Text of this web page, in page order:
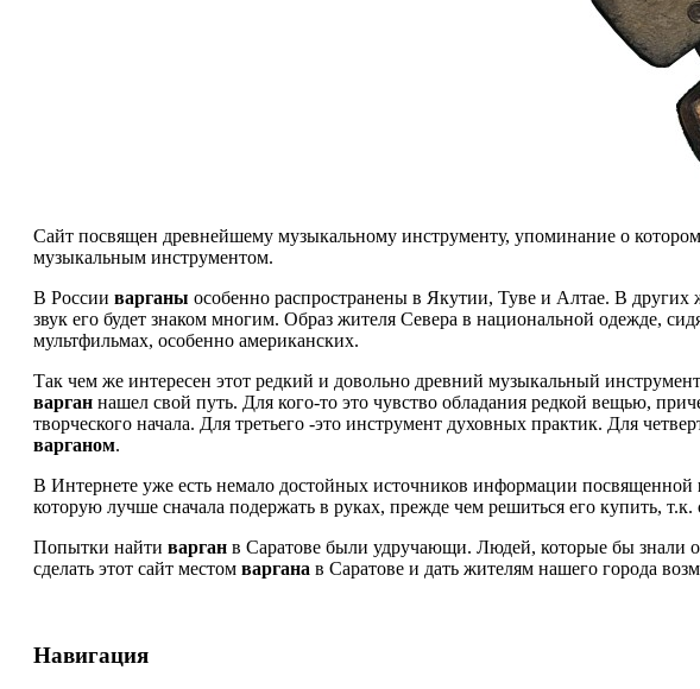
Сайт посвящен древнейшему музыкальному инструменту, упоминание о
музыкальным инструментом.
В России варганы особенно распространены в Якутии, Туве и Алтае. В других
звук его будет знаком многим. Образ жителя Севера в национальной одежде,
мультфильмах, особенно американских.
Так чем же интересен этот редкий и довольно древний музыкальный
варганнашел свой путь. Для кого-то это чувство обладания редкой вещью,
творческого начала. Для третьего -это инструмент духовных практик. Для
варганом.
В Интернете уже есть немало достойных источников информации посвященной
которую лучше сначала подержать в руках, прежде чем решиться его купить,
Попытки найти варганв Саратове были удручающи. Людей, которые бы знали о
сделать этот сайт местом варгана в Саратове и дать жителям нашего города
Навигация